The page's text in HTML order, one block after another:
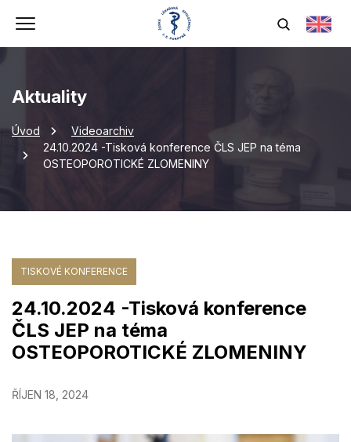
Aktuality
Úvod
Videoarchiv
24.10.2024 -Tisková konference ČLS JEP na téma
OSTEOPOROTICKÉ ZLOMENINY
TISKOVÉ KONFERENCE
24.10.2024 -Tisková konference
ČLS JEP na téma
OSTEOPOROTICKÉ ZLOMENINY
ŘÍJEN 18, 2024